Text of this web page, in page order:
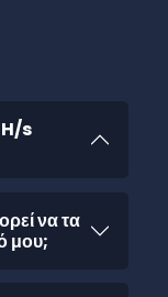
s
να τα
μου;